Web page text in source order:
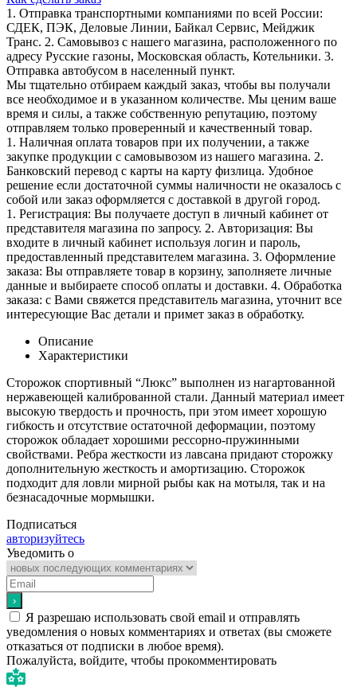
1. Отправка транспортными компаниями по всей России:
СДЕК, ПЭК, Деловые Линии, Байкал Сервис, Мейджик
Транс. 2. Самовывоз с нашего магазина, расположенного по
адресу Русские газоны, Московская область, Котельники. 3.
Отправка автобусом в населенный пункт.
Мы тщательно отбираем каждый заказ, чтобы вы получали
все необходимое и в указанном количестве. Мы ценим ваше
время и силы, а также собственную репутацию, поэтому
отправляем только проверенный и качественный товар.
1. Наличная оплата товаров при их получении, а также
закупке продукции с самовывозом из нашего магазина. 2.
Банковский перевод с карты на карту физлица. Удобное
решение если достаточной суммы наличности не оказалось с
собой или заказ оформляется с доставкой в другой город.
1. Регистрация: Вы получаете доступ в личный кабинет от
представителя магазина по запросу. 2. Авторизация: Вы
входите в личный кабинет используя логин и пароль,
предоставленный представителем магазина. 3. Оформление
заказа: Вы отправляете товар в корзину, заполняете личные
данные и выбираете способ оплаты и доставки. 4. Обработка
заказа: с Вами свяжется представитель магазина, уточнит все
интересующие Вас детали и примет заказ в обработку.
Описание
Характеристики
Сторожок спортивный “Люкс” выполнен из нагартованной
нержавеющей калиброванной стали. Данный материал имеет
высокую твердость и прочность, при этом имеет хорошую
гибкость и отсутствие остаточной деформации, поэтому
сторожок обладает хорошими рессорно-пружинными
свойствами. Ребра жесткости из лавсана придают сторожку
дополнительную жесткость и амортизацию. Сторожок
подходит для ловли мирной рыбы как на мотыля, так и на
безнасадочные мормышки.
Подписаться
авторизуйтесь
Уведомить о
Я разрешаю использовать свой email и отправлять
уведомления о новых комментариях и ответах (вы cможете
отказаться от подписки в любое время).
Пожалуйста, войдите, чтобы прокомментировать